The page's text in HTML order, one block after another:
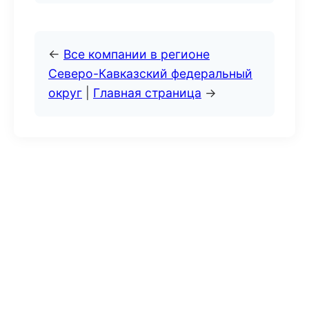
← Все компании в регионе
Северо-Кавказский федеральный
округ
Главная страница →